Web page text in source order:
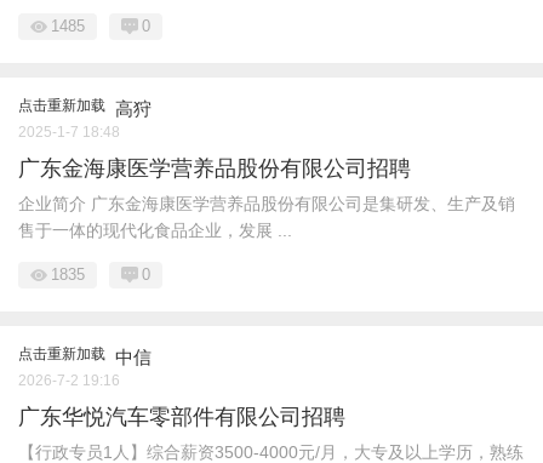
1485 0
点击重新加载 高狩
2025-1-7 18:48
广东金海康医学营养品股份有限公司招聘
企业简介 广东金海康医学营养品股份有限公司是集研发、生产及销
售于一体的现代化食品企业，发展 ...
1835 0
点击重新加载 中信
2026-7-2 19:16
广东华悦汽车零部件有限公司招聘
【行政专员1人】综合薪资3500-4000元/月，大专及以上学历，熟练